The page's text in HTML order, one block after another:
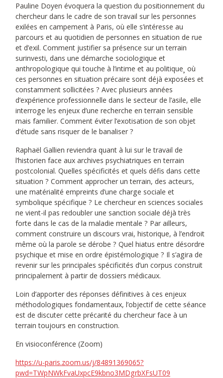
Pauline Doyen évoquera la question du positionnement du
chercheur dans le cadre de son travail sur les personnes
exilées en campement à Paris, où elle s’intéresse au
parcours et au quotidien de personnes en situation de rue
et d’exil. Comment justifier sa présence sur un terrain
surinvesti, dans une démarche sociologique et
anthropologique qui touche à l’intime et au politique¸ où
ces personnes en situation précaire sont déjà exposées et
constamment sollicitées ? Avec plusieurs années
d’expérience professionnelle dans le secteur de l’asile, elle
interroge les enjeux d’une recherche en terrain sensible
mais familier. Comment éviter l’exotisation de son objet
d’étude sans risquer de le banaliser ?
Raphaël Gallien reviendra quant à lui sur le travail de
l’historien face aux archives psychiatriques en terrain
postcolonial. Quelles spécificités et quels défis dans cette
situation ? Comment approcher un terrain, des acteurs,
une matérialité empreints d’une charge sociale et
symbolique spécifique ? Le chercheur en sciences sociales
ne vient-il pas redoubler une sanction sociale déjà très
forte dans le cas de la maladie mentale ? Par ailleurs,
comment construire un discours vrai, historique, à l’endroit
même où la parole se dérobe ? Quel hiatus entre désordre
psychique et mise en ordre épistémologique ? Il s’agira de
revenir sur les principales spécificités d’un corpus construit
principalement à partir de dossiers médicaux.
Loin d’apporter des réponses définitives à ces enjeux
méthodologiques fondamentaux, l’objectif de cette séance
est de discuter cette précarité du chercheur face à un
terrain toujours en construction.
En visioconférence (Zoom)
https://u-paris.zoom.us/j/84891369065?
pwd=TWpNWkFvaUxpcE9kbno3MDgrbXFsUT09